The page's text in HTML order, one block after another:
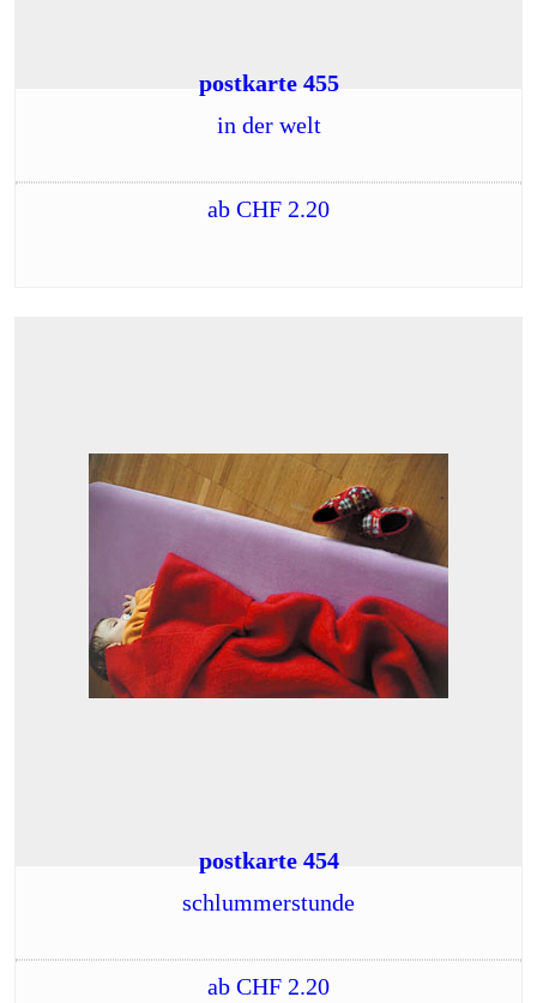
postkarte 455
in der welt
ab CHF 2.20
postkarte 454
schlummerstunde
ab CHF 2.20